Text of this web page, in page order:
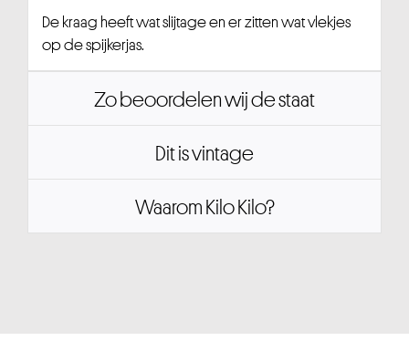
De kraag heeft wat slijtage en er zitten wat vlekjes
op de spijkerjas.
Zo beoordelen wij de staat
Dit is vintage
Waarom Kilo Kilo?